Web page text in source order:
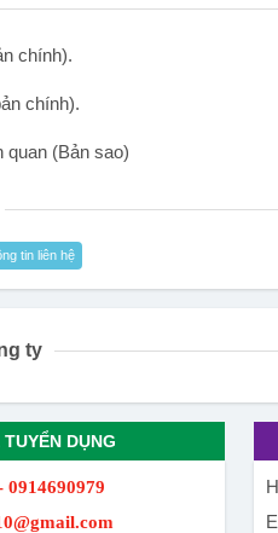
chính).
chính).
quan (Bản sao)
tin liên hệ
ty
DỤNG
0914690979